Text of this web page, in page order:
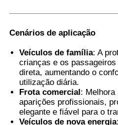
Cenários de aplicação
Veículos de família: A
crianças e os
direta, aumentando o
utilização diária.
Frota comercial: Melhora
aparições profissionais,
elegante e fiável para o
Veículos de nova energia